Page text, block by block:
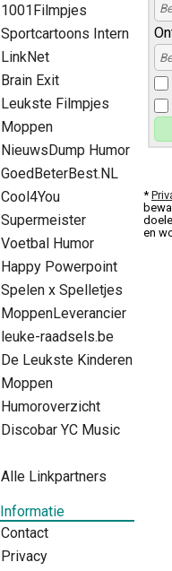
1001Filmpjes
Sportcartoons Intern
LinkNet
Brain Exit
Leukste Filmpjes
Moppen
NieuwsDump Humor
GoedBeterBest.NL
Cool4You
Supermeister
Voetbal Humor
Happy Powerpoint
Spelen x Spelletjes
MoppenLeverancier
leuke-raadsels.be
De Leukste Kinderen
Moppen
Humoroverzicht
Discobar YC Music
Alle Linkpartners
Informatie
Contact
Privacy
*
en